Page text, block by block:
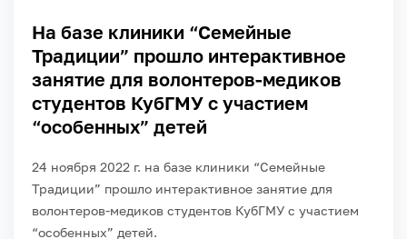
На базе клиники “Семейные
Традиции” прошло интерактивное
занятие для волонтеров-медиков
студентов КубГМУ с участием
“особенных” детей
24 ноября 2022 г. на базе клиники “Семейные
Традиции” прошло интерактивное занятие для
волонтеров-медиков студентов КубГМУ с участием
“особенных” детей.